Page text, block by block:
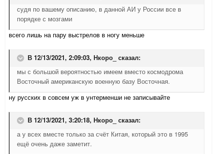
судя по вашему описанию, в данной АИ у России все в
порядке с мозгами
всего лишь на пару выстрелов в ногу меньше
В 12/13/2021, 2:09:03, Нкоро_ сказал:
мы с большой вероятностью имеем вместо космодрома
Восточный американскую военную базу Восточная.
ну русских в совсем уж в унтерменши не записывайте
В 12/13/2021, 3:20:18, Нкоро_ сказал:
а у всех вместе только за счёт Китая, который это в 1995
ещё очень даже заметит.